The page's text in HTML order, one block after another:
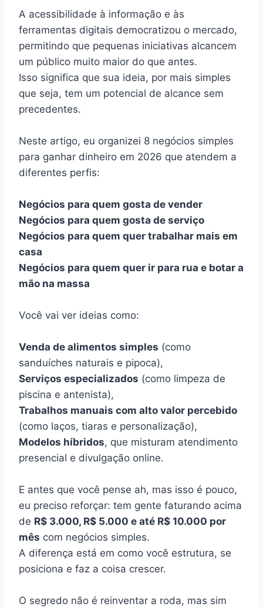
A acessibilidade à informação e às
ferramentas digitais democratizou o mercado,
permitindo que pequenas iniciativas alcancem
um público muito maior do que antes.
Isso significa que sua ideia, por mais simples
que seja, tem um potencial de alcance sem
precedentes.
Neste artigo, eu organizei 8 negócios simples
para ganhar dinheiro em 2026 que atendem a
diferentes perfis:
Negócios para quem gosta de vender
Negócios para quem gosta de serviço
Negócios para quem quer trabalhar mais em
casa
Negócios para quem quer ir para rua e botar a
mão na massa
Você vai ver ideias como:
Venda de alimentos simples (como
sanduíches naturais e pipoca),
Serviços especializados (como limpeza de
piscina e antenista),
Trabalhos manuais com alto valor percebido
(como laços, tiaras e personalização),
Modelos híbridos, que misturam atendimento
presencial e divulgação online.
E antes que você pense ah, mas isso é pouco,
eu preciso reforçar: tem gente faturando acima
de R$ 3.000, R$ 5.000 e até R$ 10.000 por
mês com negócios simples.
A diferença está em como você estrutura, se
posiciona e faz a coisa crescer.
O segredo não é reinventar a roda, mas sim